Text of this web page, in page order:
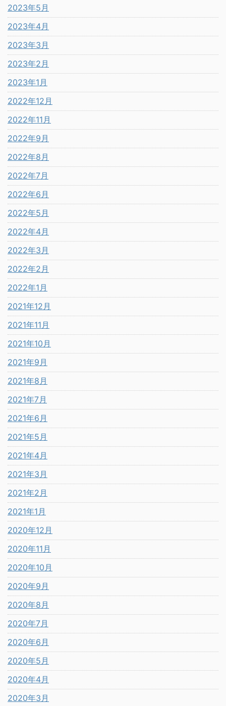
2023年5月
2023年4月
2023年3月
2023年2月
2023年1月
2022年12月
2022年11月
2022年9月
2022年8月
2022年7月
2022年6月
2022年5月
2022年4月
2022年3月
2022年2月
2022年1月
2021年12月
2021年11月
2021年10月
2021年9月
2021年8月
2021年7月
2021年6月
2021年5月
2021年4月
2021年3月
2021年2月
2021年1月
2020年12月
2020年11月
2020年10月
2020年9月
2020年8月
2020年7月
2020年6月
2020年5月
2020年4月
2020年3月